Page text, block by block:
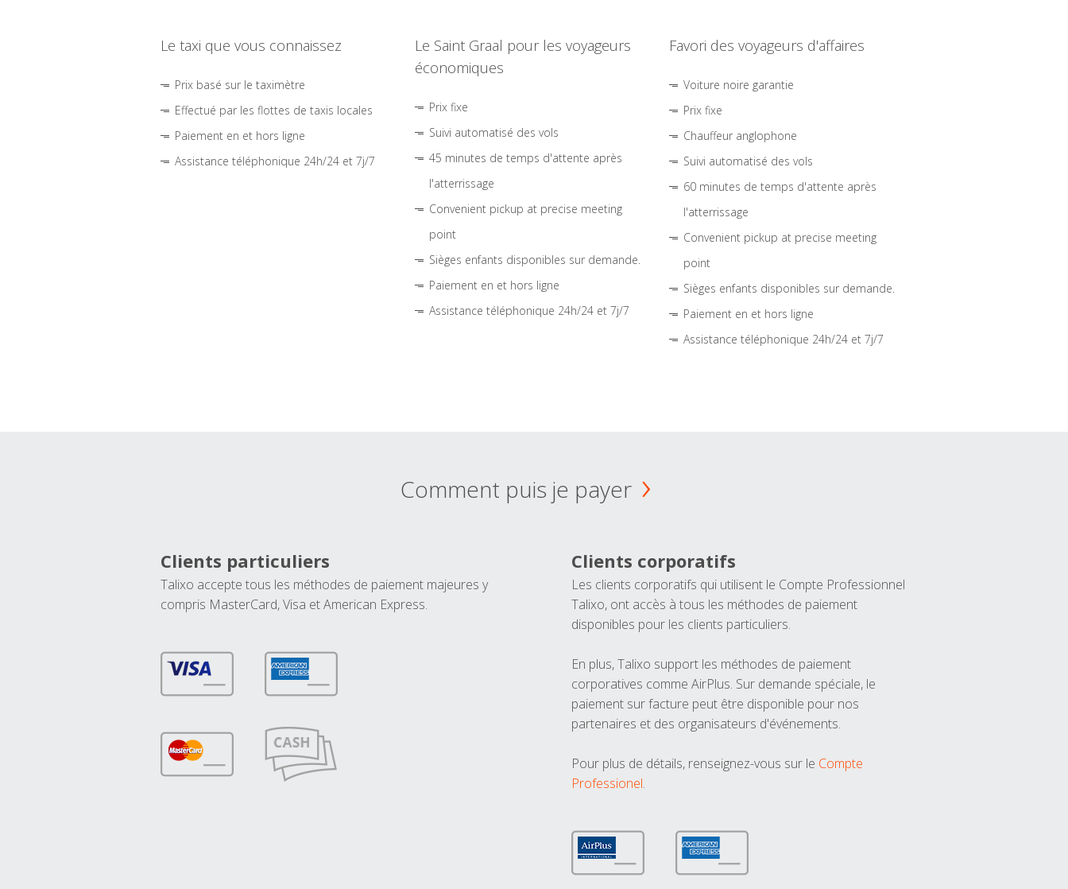
Le taxi que vous connaissez
Prix basé sur le taximètre
Effectué par les flottes de taxis locales
Paiement en et hors ligne
Assistance téléphonique 24h/24 et 7j/7
Le Saint Graal pour les voyageurs
économiques
Prix fixe
Suivi automatisé des vols
45 minutes de temps d'attente après
l'atterrissage
Convenient pickup at precise meeting
point
Sièges enfants disponibles sur demande.
Paiement en et hors ligne
Assistance téléphonique 24h/24 et 7j/7
Favori des voyageurs d'affaires
Voiture noire garantie
Prix fixe
Chauffeur anglophone
Suivi automatisé des vols
60 minutes de temps d'attente après
l'atterrissage
Convenient pickup at precise meeting
point
Sièges enfants disponibles sur demande.
Paiement en et hors ligne
Assistance téléphonique 24h/24 et 7j/7
Comment puis je payer
Clients particuliers
Talixo accepte tous les méthodes de paiement majeures y
compris MasterCard, Visa et American Express.
Clients corporatifs
Les clients corporatifs qui utilisent le Compte Professionnel
Talixo, ont accès à tous les méthodes de paiement
disponibles pour les clients particuliers.
En plus, Talixo support les méthodes de paiement
corporatives comme AirPlus. Sur demande spéciale, le
paiement sur facture peut être disponible pour nos
partenaires et des organisateurs d'événements.
Pour plus de détails, renseignez-vous sur le Compte
Professionel.